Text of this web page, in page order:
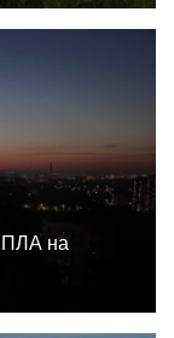
на